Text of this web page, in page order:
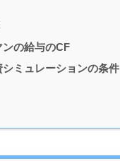
の給与のCF
ミュレーションの条件